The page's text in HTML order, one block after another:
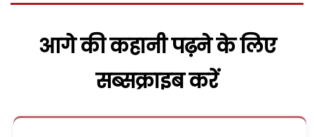
आगे की कहानी पढ़ने के लिए
सब्सक्राइब करें